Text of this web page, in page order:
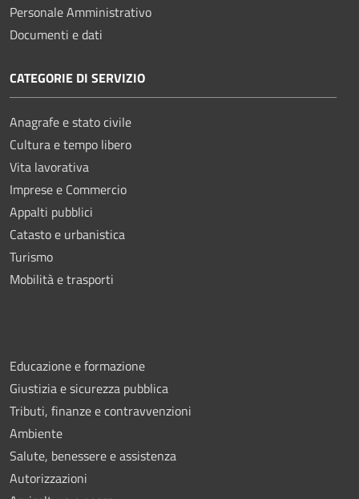
Personale Amministrativo
Documenti e dati
CATEGORIE DI SERVIZIO
Anagrafe e stato civile
Cultura e tempo libero
Vita lavorativa
Imprese e Commercio
Appalti pubblici
Catasto e urbanistica
Turismo
Mobilità e trasporti
Educazione e formazione
Giustizia e sicurezza pubblica
Tributi, finanze e contravvenzioni
Ambiente
Salute, benessere e assistenza
Autorizzazioni